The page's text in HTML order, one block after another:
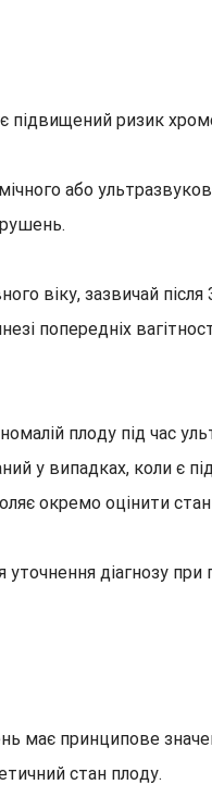
ризик
або
віку, зазвичай
попередніх
плоду під час
у випадках, коли є
окремо оцінити
діагнозу при
має принципове
стан плоду.